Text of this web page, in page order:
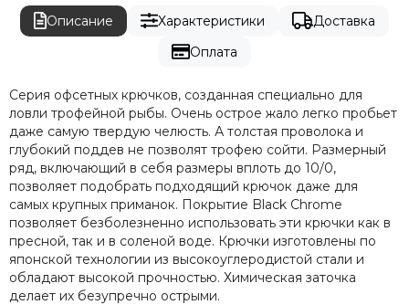
Описание Характеристики
Доставка
Оплата
Серия офсетных крючков, созданная специально для
ловли трофейной рыбы. Очень острое жало легко пробьет
даже самую твердую челюсть. А толстая проволока и
глубокий поддев не позволят трофею сойти. Размерный
ряд, включающий в себя размеры вплоть до 10/0,
позволяет подобрать подходящий крючок даже для
самых крупных приманок. Покрытие Black Chrome
позволяет безболезненно использовать эти крючки как в
пресной, так и в соленой воде. Крючки изготовлены по
японской технологии из высокоуглеродистой стали и
обладают высокой прочностью. Химическая заточка
делает их безупречно острыми.